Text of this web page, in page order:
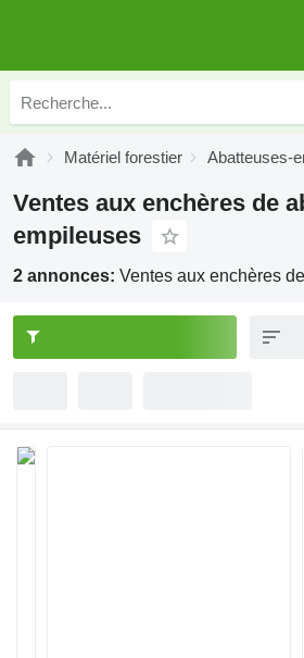
Matériel forestier Abatteuses-
Ventes aux enchères de
empileuses
2 annonces: Ventes aux enchères